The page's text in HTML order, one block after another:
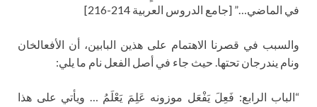
في الماضي…” [جامع الدروس العربية 214-216]
والسبب في قصرنا الاهتمام على هذين البابين، أن الأفعالخان
ونام يندرجان تحتها. حيث جاء في أصل الفعل نام ما يلي:
“الباب الرابع: فَعِلَ يَفْعَل موزونه عَلِمَ يَعْلَمُ … ويأتي على هذا